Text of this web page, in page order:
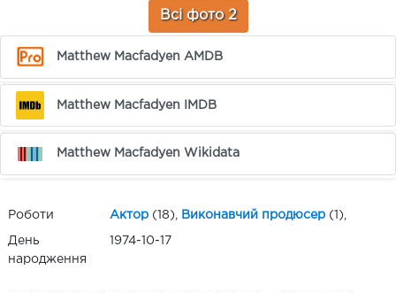
Всі фото 2
Matthew Macfadyen AMDB
Matthew Macfadyen IMDB
Matthew Macfadyen Wikidata
Роботи Актор (18), Виконавчий продюсер (1),
День
народження
1974-10-17